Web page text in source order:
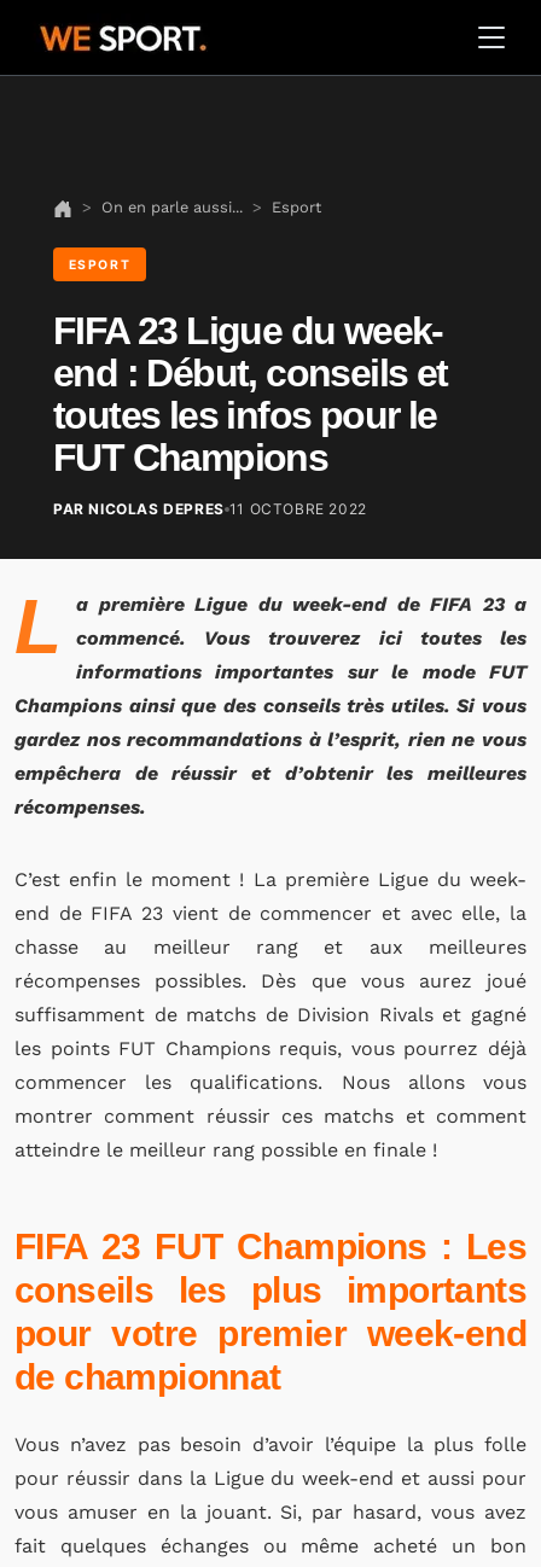
On en parle aussi... Esport
ESPORT
FIFA 23 Ligue du week-
end : Début, conseils et
toutes les infos pour le
FUT Champions
PAR NICOLAS DEPRES 11 OCTOBRE 2022
L
a première Ligue du week-end de FIFA 23 a
commencé. Vous trouverez ici toutes les
informations importantes sur le mode FUT
Champions ainsi que des conseils très utiles. Si vous
gardez nos recommandations à l’esprit, rien ne vous
empêchera de réussir et d’obtenir les meilleures
récompenses.
C’est enfin le moment ! La première Ligue du week-
end de FIFA 23 vient de commencer et avec elle, la
chasse au meilleur rang et aux meilleures
récompenses possibles. Dès que vous aurez joué
suffisamment de matchs de Division Rivals et gagné
les points FUT Champions requis, vous pourrez déjà
commencer les qualifications. Nous allons vous
montrer comment réussir ces matchs et comment
atteindre le meilleur rang possible en finale !
FIFA 23 FUT Champions : Les
conseils les plus importants
pour votre premier week-end
de championnat
Vous n’avez pas besoin d’avoir l’équipe la plus folle
pour réussir dans la Ligue du week-end et aussi pour
vous amuser en la jouant. Si, par hasard, vous avez
fait quelques échanges ou même acheté un bon